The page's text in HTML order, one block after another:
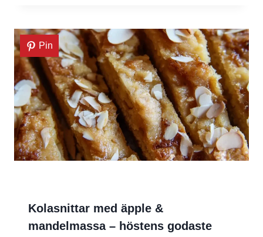
Pin
Kolasnittar med äpple &
mandelmassa – höstens godaste